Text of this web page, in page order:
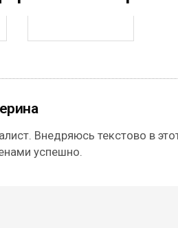
Внедряюсь текстово в
успешно.